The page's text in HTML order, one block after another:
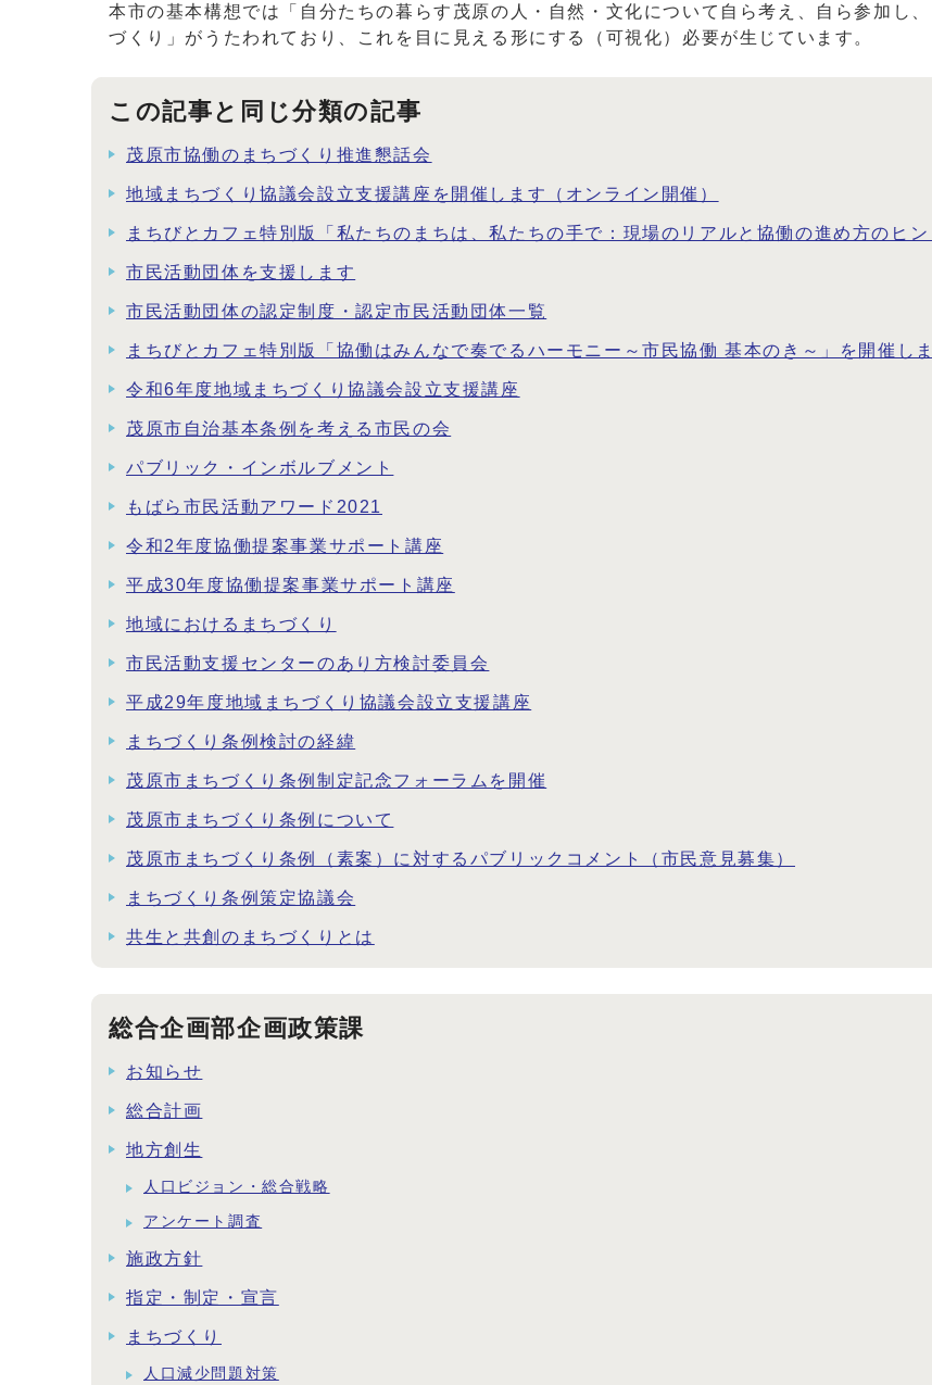
本市の基本構想では「自分たちの暮らす茂原の人・自然・文化について自ら考え、自ら参加し
づくり」がうたわれており、これを目に見える形にする（可視化）必要が生じています。
この記事と同じ分類の記事
茂原市協働のまちづくり推進懇話会
地域まちづくり協議会設立支援講座を開催します（オンライン開催）
まちびとカフェ特別版「私たちのまちは、私たちの手で：現場のリアルと協働の進め方のヒ
市民活動団体を支援します
市民活動団体の認定制度・認定市民活動団体一覧
まちびとカフェ特別版「協働はみんなで奏でるハーモニー～市民協働 基本のき～」を開催し
令和6年度地域まちづくり協議会設立支援講座
茂原市自治基本条例を考える市民の会
パブリック・インボルブメント
もばら市民活動アワード2021
令和2年度協働提案事業サポート講座
平成30年度協働提案事業サポート講座
地域におけるまちづくり
市民活動支援センターのあり方検討委員会
平成29年度地域まちづくり協議会設立支援講座
まちづくり条例検討の経緯
茂原市まちづくり条例制定記念フォーラムを開催
茂原市まちづくり条例について
茂原市まちづくり条例（素案）に対するパブリックコメント（市民意見募集）
まちづくり条例策定協議会
共生と共創のまちづくりとは
総合企画部企画政策課
お知らせ
総合計画
地方創生
人口ビジョン・総合戦略
アンケート調査
施政方針
指定・制定・宣言
まちづくり
人口減少問題対策